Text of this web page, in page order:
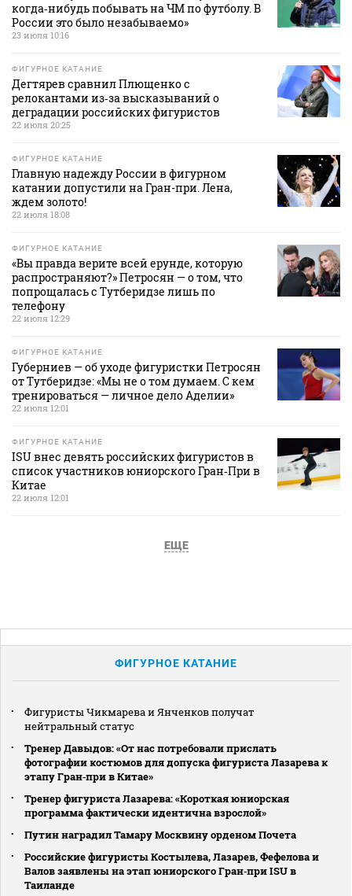
когда‑нибудь побывать на ЧМ по футболу. В
России это было незабываемо»
23 июля 10:16
ФИГУРНОЕ КАТАНИЕ
Дегтярев сравнил Плющенко с
релокантами из‑за высказываний о
деградации российских фигуристов
22 июля 20:25
ФИГУРНОЕ КАТАНИЕ
Главную надежду России в фигурном
катании допустили на Гран-при. Лена,
ждем золото!
22 июля 18:08
ФИГУРНОЕ КАТАНИЕ
«Вы правда верите всей ерунде, которую
распространяют?» Петросян — о том, что
попрощалась с Тутберидзе лишь по
телефону
22 июля 12:29
ФИГУРНОЕ КАТАНИЕ
Губерниев — об уходе фигуристки Петросян
от Тутберидзе: «Мы не о том думаем. С кем
тренироваться — личное дело Аделии»
22 июля 12:01
ФИГУРНОЕ КАТАНИЕ
ISU внес девять российских фигуристов в
список участников юниорского Гран‑При в
Китае
22 июля 12:01
ЕЩЕ
ФИГУРНОЕ КАТАНИЕ
Фигуристы Чикмарева и Янченков получат
нейтральный статус
Тренер Давыдов: «От нас потребовали прислать
фотографии костюмов для допуска фигуриста Лазарева к
этапу Гран‑при в Китае»
Тренер фигуриста Лазарева: «Короткая юниорская
программа фактически идентична взрослой»
Путин наградил Тамару Москвину орденом Почета
Российские фигуристы Костылева, Лазарев, Фефелова и
Валов заявлены на этап юниорского Гран‑при ISU в
Таиланде